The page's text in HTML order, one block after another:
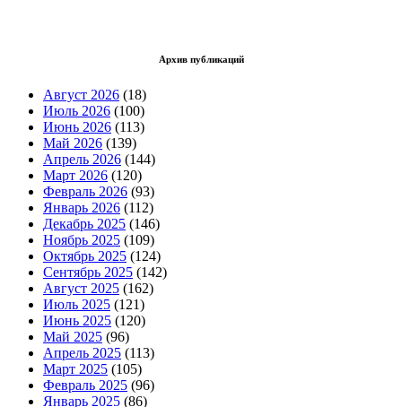
Архив публикаций
Август 2026 (18)
Июль 2026 (100)
Июнь 2026 (113)
Май 2026 (139)
Апрель 2026 (144)
Март 2026 (120)
Февраль 2026 (93)
Январь 2026 (112)
Декабрь 2025 (146)
Ноябрь 2025 (109)
Октябрь 2025 (124)
Сентябрь 2025 (142)
Август 2025 (162)
Июль 2025 (121)
Июнь 2025 (120)
Май 2025 (96)
Апрель 2025 (113)
Март 2025 (105)
Февраль 2025 (96)
Январь 2025 (86)